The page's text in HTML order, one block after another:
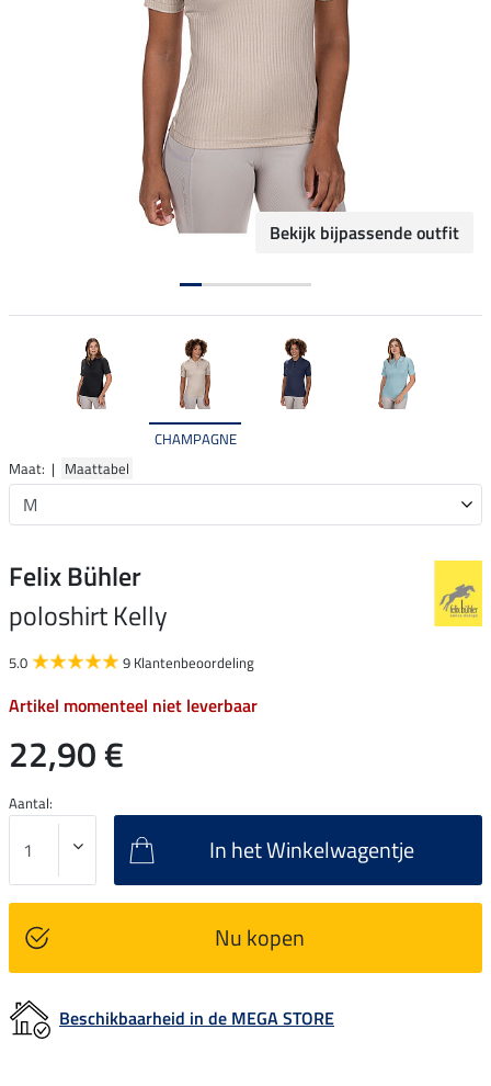
Bekijk bijpassende outfit
CHAMPAGNE
Maat: | Maattabel
Felix Bühler
poloshirt Kelly
5.0 9 Klantenbeoordeling
Artikel momenteel niet leverbaar
22,90 €
Aantal:
In het Winkelwagentje
Nu kopen
Beschikbaarheid in de MEGA STORE